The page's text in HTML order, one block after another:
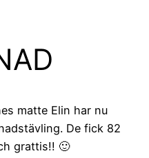
matte Elin har nu
De fick 82
grattis!! 🙂